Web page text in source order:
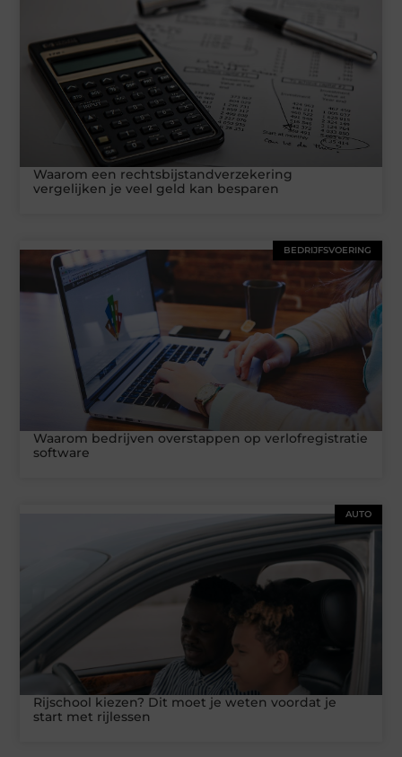
Waarom een rechtsbijstandverzekering
vergelijken je veel geld kan besparen
BEDRIJFSVOERING
Waarom bedrijven overstappen op verlofregistratie
software
AUTO
Rijschool kiezen? Dit moet je weten voordat je
start met rijlessen